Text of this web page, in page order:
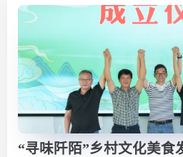
“寻味阡陌”乡村文化美食